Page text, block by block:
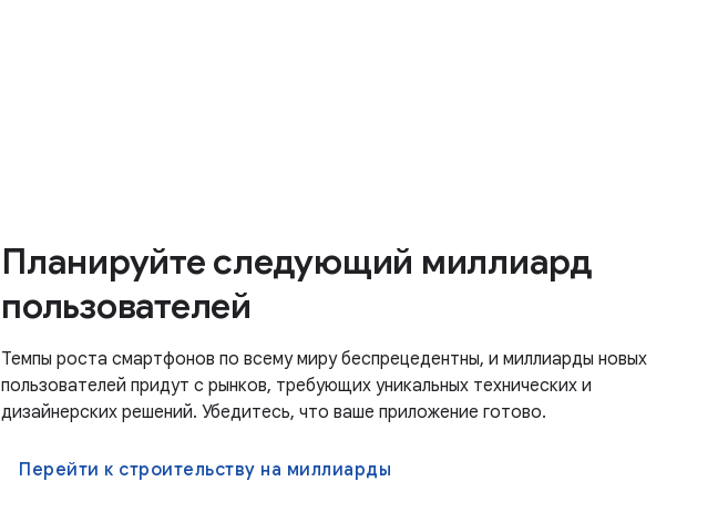
Планируйте следующий миллиард
пользователей
Темпы роста смартфонов по всему миру беспрецедентны, и миллиарды новых
пользователей придут с рынков, требующих уникальных технических и
дизайнерских решений. Убедитесь, что ваше приложение готово.
Перейти к строительству на миллиарды